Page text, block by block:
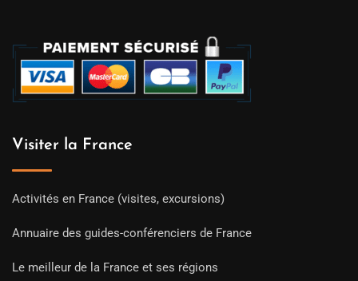
Visiter la France
Activités en France (visites, excursions)
Annuaire des guides-conférenciers de France
Le meilleur de la France et ses régions